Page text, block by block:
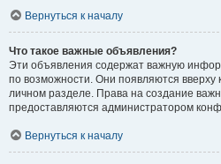
Вернуться к началу
Что такое важные объявления?
Эти объявления содержат важную
по возможности. Они появляются
личном разделе. Права на создание
предоставляются администратором
Вернуться к началу